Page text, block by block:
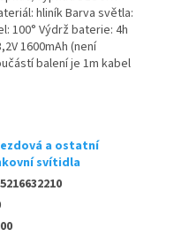
hliník Barva světla:
100° Výdrž baterie: 4h
1600mAh (není
balení je 1m kabel
a ostatní
svítidla